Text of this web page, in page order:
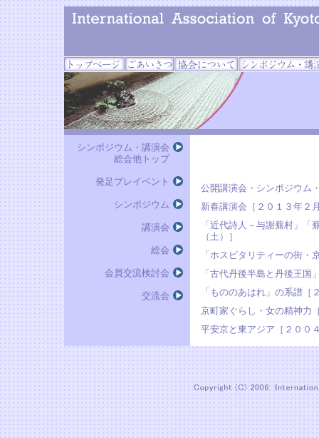
シンポジウム・講演会
総会他トップ
発足プレイベント
シンポジウム
講演会
総会
会員交流検討会
交流会
公開講演会・シンポジウム
新春講演会［２０１３年２
「近代詩人－与謝蕪村」
（土）］
「ホスピタリティーの街
「古代丹後半島と丹後王国
「もののあはれ」の系譜［
京町家ぐらし・女の精神力
平安京と東アジア［２００